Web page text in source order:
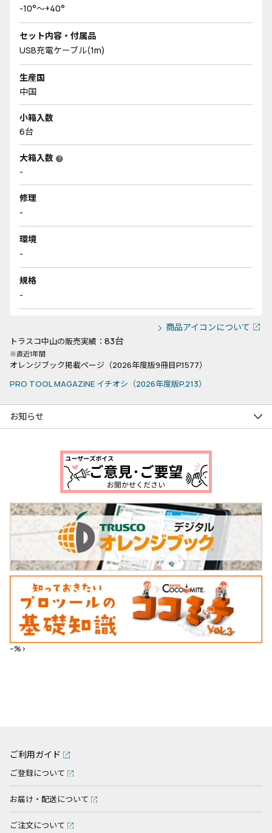
-10°～+40°
セット内容・付属品
USB充電ケーブル(1m)
生産国
中国
小箱入数
6台
大箱入数 help
-
修理
-
環境
-
規格
-
商品アイコンについて
トラスコ中山の販売実績： 83台
※直近1年間
オレンジブック掲載ページ（2026年度版9冊目P.1577）
PRO TOOL MAGAZINE イチオシ（2026年度版P.213）
お知らせ
--%>
ご利用ガイド
ご登録について
お届け・配送について
ご注文について